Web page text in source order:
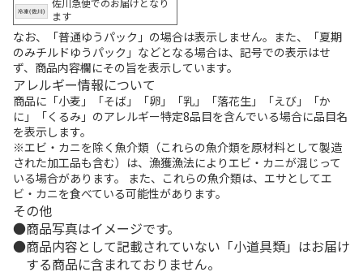
佐川急便でのお届けとなり
ます
なお、「普通ゆうパック」の場合は表示しません。また、「夏期
のみチルドゆうパック」などとなる場合は、記号での表示はせ
ず、商品内容欄にその旨を表示しています。
アレルギー情報について
商品に「小麦」「そば」「卵」「乳」「落花生」「えび」「か
に」「くるみ」のアレルギー特定8品目を含んでいる場合に品目名
を表示します。
※エビ・カニを除く魚介類（これらの魚介類を原材料として製造
された加工品も含む）は、漁獲漁法によりエビ・カニが混じって
いる場合があります。 また、これらの魚介類は、エサとしてエ
ビ・カニを食べている可能性があります。
その他
商品写真はイメージです。
商品内容として記載されていない「小道具類」はお届け
する商品に含まれておりません。